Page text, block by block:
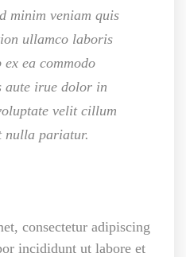
minim veniam quis
ullamco laboris
ea commodo
aute irue dolor in
velit cillum
nulla pariatur.
consectetur adipiscing
incididunt ut labore et